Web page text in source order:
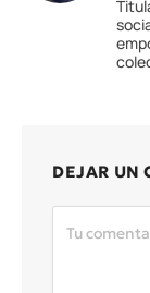
DEJAR UN